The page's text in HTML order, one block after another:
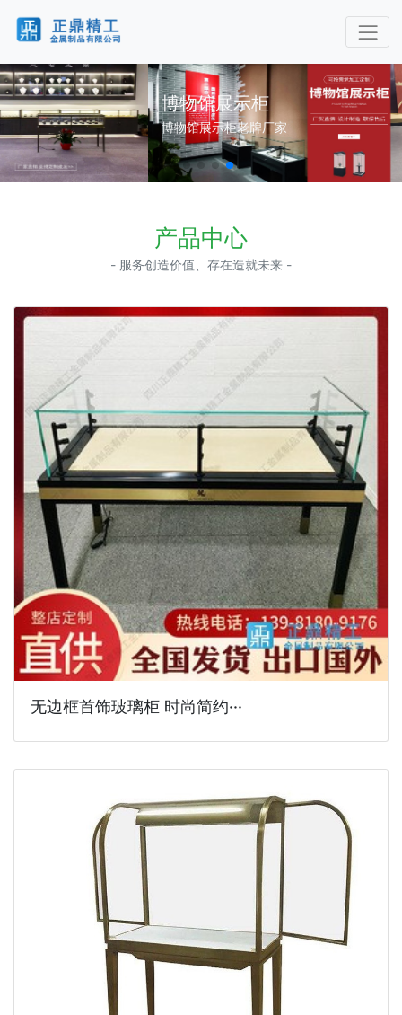
博物馆展示柜
博物馆展示柜老牌厂家
产品中心
- 服务创造价值、存在造就未来 -
无边框首饰玻璃柜 时尚简约···